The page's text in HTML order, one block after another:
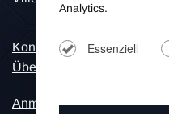
Kontakt
Über Uns
Anmeldung
Analytics.
Essenziell